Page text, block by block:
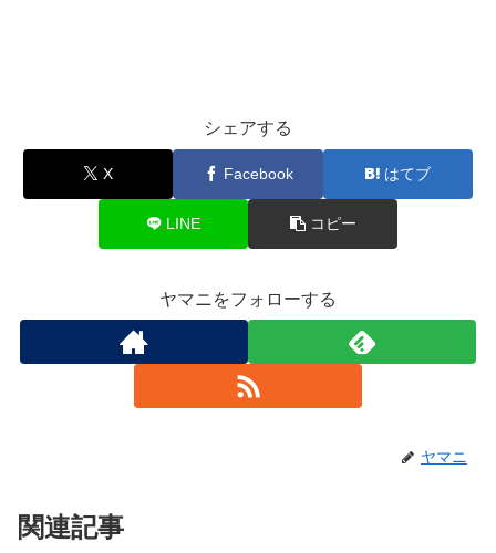
シェアする
X Facebook はてブ
LINE コピー
ヤマニをフォローする
ヤマニ
関連記事